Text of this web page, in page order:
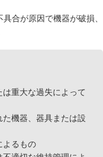
合が原因で機器が破損、
重大な過失によって
機器、器具または設
よるもの